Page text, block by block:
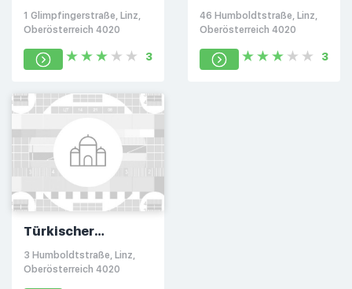
Bosniaken NUR Linz
1 Glimpfingerstraße, Linz,
Oberösterreich 4020
3
Islamischer Verein
ATIB
46 Humboldtstraße, Linz,
Oberösterreich 4020
3
Türkischer
Kulturverein in Linz
3 Humboldtstraße, Linz,
Oberösterreich 4020